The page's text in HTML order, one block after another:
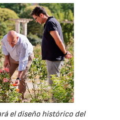
el diseño histórico del